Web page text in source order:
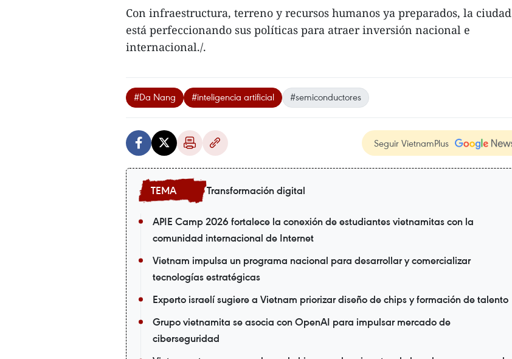
Con infraestructura, terreno y recursos humanos ya preparados, la ciudad
está perfeccionando sus políticas para atraer inversión nacional e
internacional./.
#Da Nang #inteligencia artificial #semiconductores
Seguir VietnamPlus
Transformación digital
APIE Camp 2026 fortalece la conexión de estudiantes vietnamitas con la
comunidad internacional de Internet
Vietnam impulsa un programa nacional para desarrollar y comercializar
tecnologías estratégicas
Experto israelí sugiere a Vietnam priorizar diseño de chips y formación de talento
Grupo vietnamita se asocia con OpenAI para impulsar mercado de
ciberseguridad